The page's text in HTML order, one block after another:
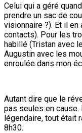
Celui qui a géré
prendre un sac de
visionnaire ?). Et il en
contacts). Pour les
habillé (Tristan avec
Augustin avec les
enroulée dans mon
Autant dire que le
pas seules en
légendaire, tout était
8h30.